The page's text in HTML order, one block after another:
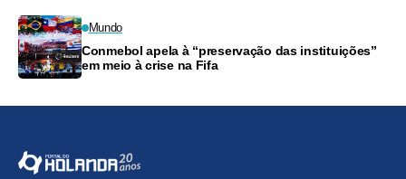
Mundo
Conmebol apela à “preservação das instituições”
em meio à crise na Fifa